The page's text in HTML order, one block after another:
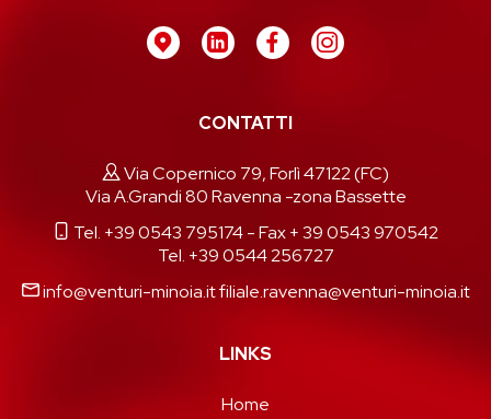
CONTATTI
Via Copernico 79, Forlì 47122 (FC)
Via A.Grandi 80 Ravenna -zona Bassette
Tel. +39 0543 795174- Fax + 39 0543 970542
Tel. +39 0544 256727
info@venturi-minoia.itfiliale.ravenna@venturi-minoia.it
LINKS
Home